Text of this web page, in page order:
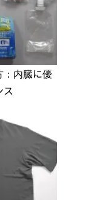
：内臓に優
ス